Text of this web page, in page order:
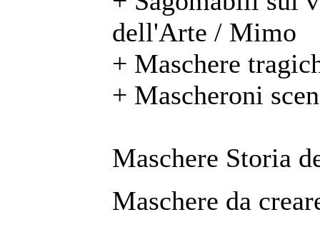
dell'Arte / Mimo
+ Maschere
+ Mascheroni
Maschere Storia
Maschere da